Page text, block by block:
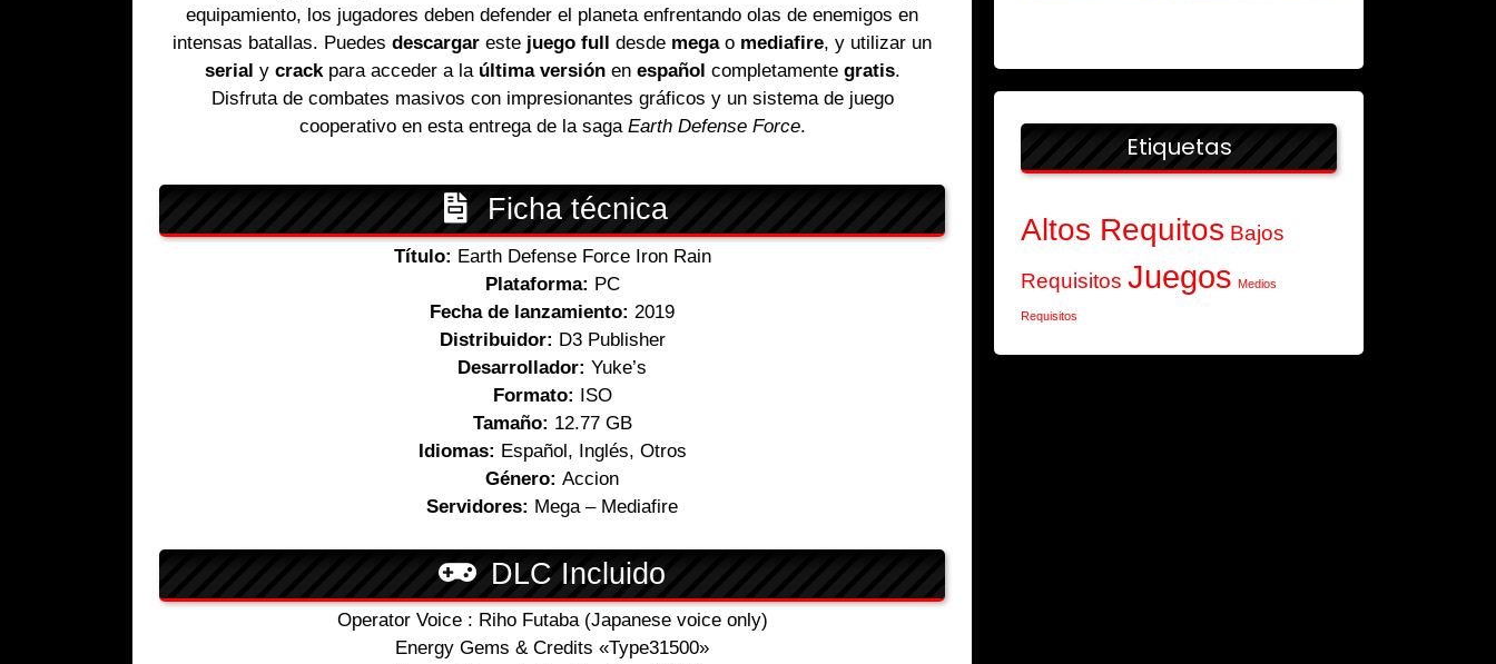
equipamiento, los jugadores deben defender el planeta enfrentando olas de enemigos en
intensas batallas. Puedesdescargar este juego full desde megao mediafire, y utilizar un
serial y crackpara acceder a la última versiónen español completamente gratis.
Disfruta de combates masivos con impresionantes gráficos y un sistema de juego
cooperativo en esta entrega de la saga Earth Defense Force.
Ficha técnica
Título: Earth Defense Force Iron Rain
Plataforma: PC
Fecha de lanzamiento: 2019
Distribuidor: D3 Publisher
Desarrollador: Yuke’s
Formato: ISO
Tamaño: 12.77 GB
Idiomas: Español, Inglés, Otros
Género:Accion
Servidores: Mega – Mediafire
DLC Incluido
Operator Voice : Riho Futaba (Japanese voice only)
Energy Gems & Credits «Type31500»
Etiquetas
Altos Requitos Bajos
Requisitos Juegos Medios
Requisitos